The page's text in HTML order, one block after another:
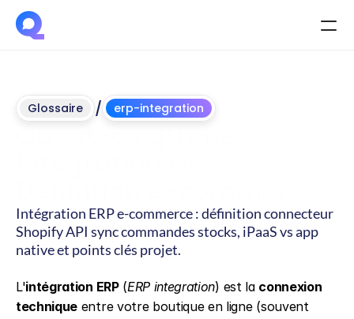
Glossaire / erp-integration
Intégration ERP e-commerce : définition connecteur
Shopify API sync commandes stocks, iPaaS vs app
native et points clés projet.
L'intégration ERP (ERP integration) est la connexion
technique entre votre boutique en ligne (souvent